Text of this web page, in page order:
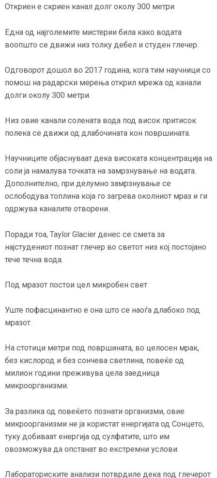
Откриен е скриен канал долг околу 300 метри
Една од најголемите мистерии била како водата
воопшто се движи низ толку дебел и студен глечер.
Одговорот дошол во 2017 година, кога тим научници со
помош на радарски мерења открил мрежа од канали
долги околу 300 метри.
Низ овие канали солената вода под висок притисок
полека се движи од длабочината кон површината.
Научниците објаснуваат дека високата концентрација на
соли ја намалува точката на замрзнување на водата.
Дополнително, при делумно замрзнување се
ослободува топлина која го загрева околниот мраз и ги
одржува каналите отворени.
Поради тоа, Taylor Glacier денес се смета за
најстудениот познат глечер во светот низ кој постојано
тече течна вода.
Под мразот постои цел микробен свет
Уште пофасцинантно е она што се наоѓа длабоко под
мразот.
На стотици метри под површината, во целосен мрак,
без кислород и без сончева светлина, повеќе од
милион години преживува цела заедница
микроорганизми.
За разлика од повеќето познати организми, овие
микроорганизми не ја користат енергијата од Сонцето,
туку добиваат енергија од сулфатите, што им
овозможува да опстанат во екстремни услови.
Лабораториските анализи потврдиле дека под глечерот